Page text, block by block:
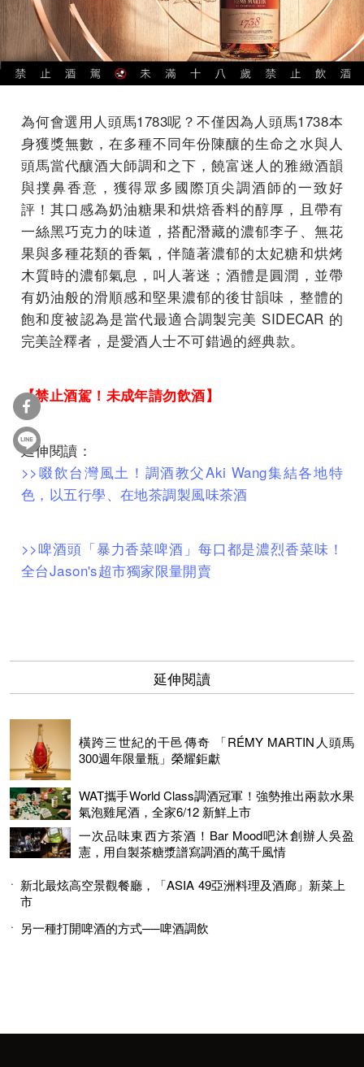
為何會選用人頭馬1783呢？不僅因為人頭馬1738本
身獲獎無數，在多種不同年份陳釀的生命之水與人
頭馬當代釀酒大師調和之下，饒富迷人的雅緻酒韻
與撲鼻香意，獲得眾多國際頂尖調酒師的一致好
評！其口感為奶油糖果和烘焙香料的醇厚，且帶有
一絲黑巧克力的味道，搭配潛藏的濃郁李子、無花
果與多種花類的香氣，伴隨著濃郁的太妃糖和烘烤
木質時的濃郁氣息，叫人著迷；酒體是圓潤，並帶
有奶油般的滑順感和堅果濃郁的後甘韻味，整體的
飽和度被認為是當代最適合調製完美 SIDECAR 的
完美詮釋者，是愛酒人士不可錯過的經典款。
【禁止酒駕！未成年請勿飲酒】
延伸閱讀：
>>啜飲台灣風土！調酒教父Aki Wang集結各地特
色，以五行學、在地茶調製風味茶酒
>>啤酒頭「暴力香菜啤酒」每口都是濃烈香菜味！
全台Jason's超市獨家限量開賣
延伸閱讀
橫跨三世紀的干邑傳奇 「RÉMY MARTIN人頭馬
300週年限量瓶」榮耀鉅獻
WAT攜手World Class調酒冠軍！強勢推出兩款水果
氣泡雞尾酒，全家6/12 新鮮上市
一次品味東西方茶酒！Bar Mood吧沐創辦人吳盈
憲，用自製茶糖漿譜寫調酒的萬千風情
新北最炫高空景觀餐廳，「ASIA 49亞洲料理及酒廊」新菜上
市
另一種打開啤酒的方式──啤酒調飲